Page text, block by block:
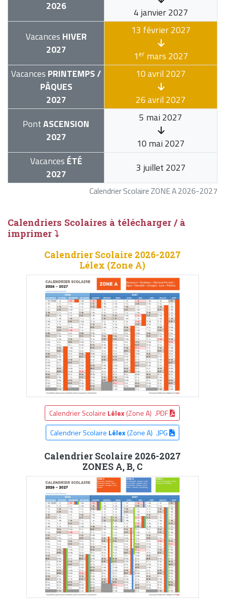
Calendrier Scolaire ZONE A 2026-2027
2026
4 janvier 2027
Vacances HIVER
2027
13 février 2027
1ermars 2027
Vacances PRINTEMPS /
PÂQUES
2027
10 avril 2027
26 avril 2027
PontASCENSION
2027
5 mai 2027
10 mai 2027
Vacances ÉTÉ
2027
3 juillet 2027
Calendriers Scolaires à télécharger / à
imprimer ⤵
Calendrier Scolaire 2026-2027
Lélex (Zone A)
Calendrier Scolaire Lélex(Zone A) .PDF
Calendrier Scolaire Lélex(Zone A) .JPG
Calendrier Scolaire 2026-2027
ZONES A, B, C